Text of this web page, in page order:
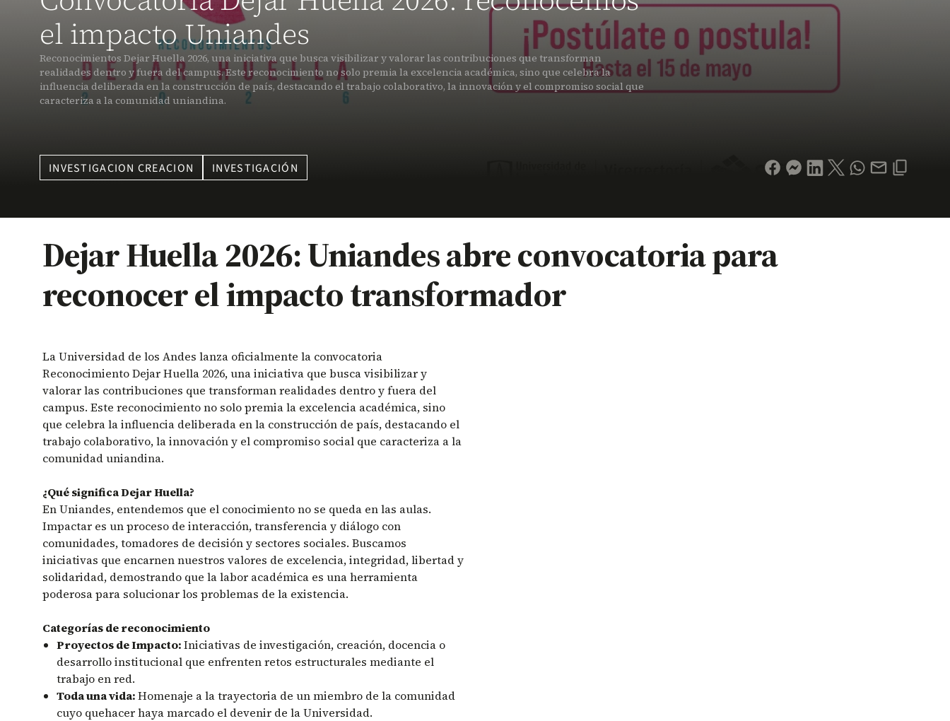
el impacto Uniandes
Reconocimientos Dejar Huella 2026, una iniciativa que busca visibilizar y valorar las contribuciones que transforman
realidades dentro y fuera del campus. Este reconocimiento no solo premia la excelencia académica, sino que celebra la
influencia deliberada en la construcción de país, destacando el trabajo colaborativo, la innovación y el compromiso social que
caracteriza a la comunidad uniandina.
INVESTIGACION CREACION INVESTIGACIÓN
Dejar Huella 2026: Uniandes abre convocatoria para
reconocer el impacto transformador
La Universidad de los Andes lanza oficialmente la convocatoria
Reconocimiento Dejar Huella 2026, una iniciativa que busca visibilizar y
valorar las contribuciones que transforman realidades dentro y fuera del
campus. Este reconocimiento no solo premia la excelencia académica, sino
que celebra la influencia deliberada en la construcción de país, destacando el
trabajo colaborativo, la innovación y el compromiso social que caracteriza a la
comunidad uniandina.
¿Qué significa Dejar Huella?
En Uniandes, entendemos que el conocimiento no se queda en las aulas.
Impactar es un proceso de interacción, transferencia y diálogo con
comunidades, tomadores de decisión y sectores sociales. Buscamos
iniciativas que encarnen nuestros valores de excelencia, integridad, libertad y
solidaridad, demostrando que la labor académica es una herramienta
poderosa para solucionar los problemas de la existencia.
Categorías de reconocimiento
Proyectos de Impacto:Iniciativas de investigación, creación, docencia o
desarrollo institucional que enfrenten retos estructurales mediante el
trabajo en red.
Toda una vida:Homenaje a la trayectoria de un miembro de la comunidad
cuyo quehacer haya marcado el devenir de la Universidad.